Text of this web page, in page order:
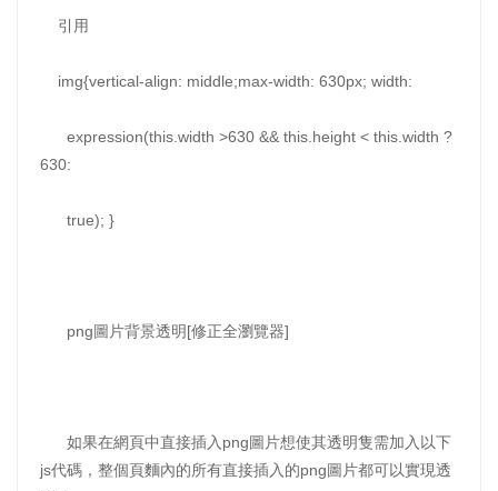
引用
img{vertical-align: middle;max-width: 630px; width:
e­xpression(this.width >630 && this.height < this.width ?
630:
true); }
png圖片背景透明[修正全瀏覽器]
如果在網頁中直接插入png圖片想使其透明隻需加入以下
js代碼，整個頁麵內的所有直接插入的png圖片都可以實現透